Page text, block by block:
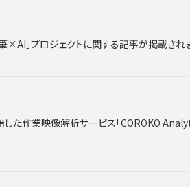
×AI」プロジェクトに関する記事が掲載され
た作業映像解析サービス「COROKO